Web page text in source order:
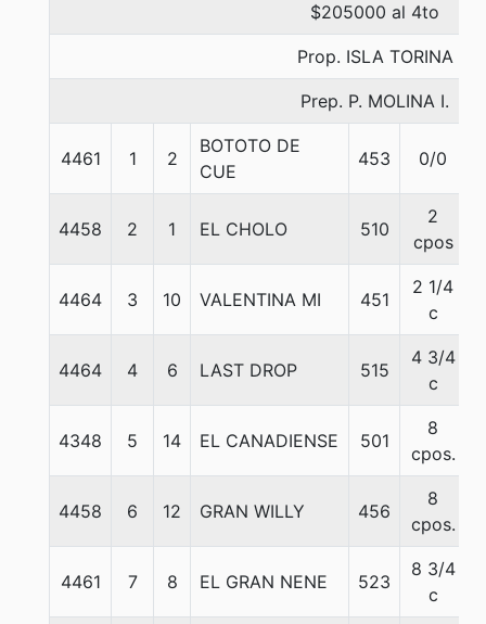
$205000 al 4to
Prop. ISLA TORINA
Prep. P. MOLINA I.
4461 1 2
BOTOTO DE
CUE
453 0/0
4458 2 1 EL CHOLO 510
2
cpos
4464 3 10 VALENTINA MI 451
2 1/4
c
4464 4 6 LAST DROP 515
4 3/4
c
4348 5 14 EL CANADIENSE 501
8
cpos.
4458 6 12 GRAN WILLY 456
8
cpos.
4461 7 8 EL GRAN NENE 523
8 3/4
c